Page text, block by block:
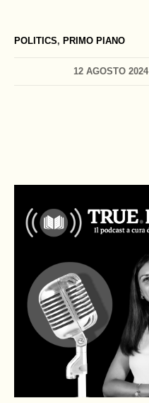
POLITICS, PRIMO PIANO
12 AGOSTO 2024